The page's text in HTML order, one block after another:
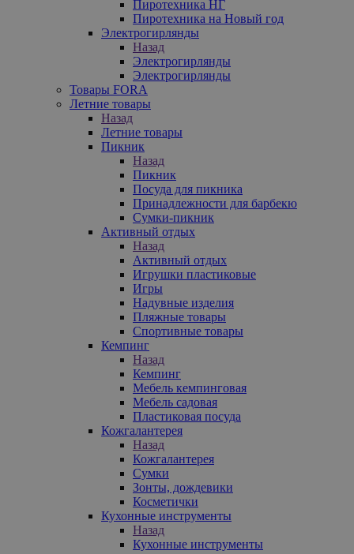
Пиротехника НГ
Пиротехника на Новый год
Электрогирлянды
Назад
Электрогирлянды
Электрогирлянды
Товары FORA
Летние товары
Назад
Летние товары
Пикник
Назад
Пикник
Посуда для пикника
Принадлежности для барбекю
Сумки-пикник
Активный отдых
Назад
Активный отдых
Игрушки пластиковые
Игры
Надувные изделия
Пляжные товары
Спортивные товары
Кемпинг
Назад
Кемпинг
Мебель кемпинговая
Мебель садовая
Пластиковая посуда
Кожгалантерея
Назад
Кожгалантерея
Сумки
Зонты, дождевики
Косметички
Кухонные инструменты
Назад
Кухонные инструменты